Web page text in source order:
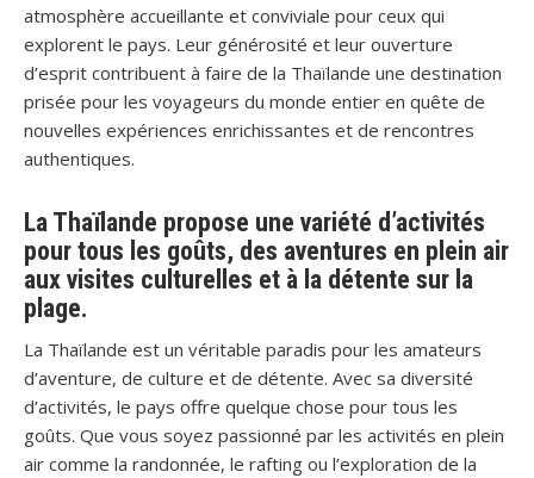
atmosphère accueillante et conviviale pour ceux qui
explorent le pays. Leur générosité et leur ouverture
d’esprit contribuent à faire de la Thaïlande une destination
prisée pour les voyageurs du monde entier en quête de
nouvelles expériences enrichissantes et de rencontres
authentiques.
La Thaïlande propose une variété d’activités
pour tous les goûts, des aventures en plein air
aux visites culturelles et à la détente sur la
plage.
La Thaïlande est un véritable paradis pour les amateurs
d’aventure, de culture et de détente. Avec sa diversité
d’activités, le pays offre quelque chose pour tous les
goûts. Que vous soyez passionné par les activités en plein
air comme la randonnée, le rafting ou l’exploration de la